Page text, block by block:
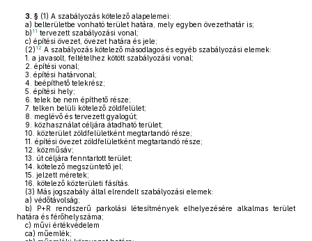
3. § (1) A szabályozás kötelező alapelemei:
a) belterületbe vonható terület határa, mely egyben övezethatár is;
b) 11 tervezett szabályozási vonal;
c) építési övezet, övezet határa és jele;
(2) 12 A szabályozás kötelező másodlagos és egyéb szabályozási elemek:
1. a javasolt, feltételhez kötött szabályozási vonal;
2. építési vonal;
3. építési határvonal;
4.
beépíthető telekrész;
5. építési hely;
6. telek be nem építhető része;
7. telken belüli kötelező zöldfelület;
8.
meglévő és tervezett gyalogút;
9.
közhasználat céljára átadható terület;
10.
közterület zöldfelületként megtartandó része;
11. építési övezet zöldfelületként megtartandó része;
12.
közműsáv;
13.
út céljára fenntartott terület;
14.
kötelező megszüntető jel;
15. jelzett méretek;
16.
kötelező közterületi fásítás.
(3) Más jogszabály által elrendelt szabályozási elemek:
a) védőtávolság;
b) P+R rendszerű parkolási létesítmények elhelyezésére alkalmas terület
határa és férőhelyszáma;
c) művi értékvédelem
ca) műemlék;